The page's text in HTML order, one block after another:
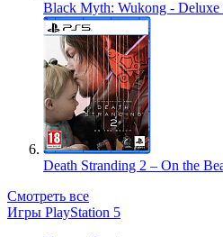
Black Myth: Wukong - Deluxe
Death Stranding 2 – On the
Смотреть все
Игры PlayStation 5